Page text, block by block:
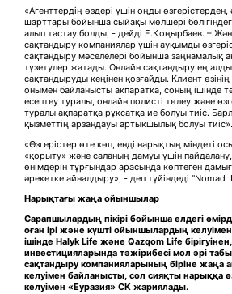
«Агенттердің өздері үшін оңды
шарттары бойынша сыйақы мөлшері
алып тастау болды, - дейді Е.Қоңырбаев. –
сақтандыру компаниялар үшін ауқымды
сақтандыру мәселелері бойынша заңнамалық
түзетулер жатады. Онлайн сақтандыру ең
сақтандыруды кеңінен қозғайды. Клиент
онымен байланысты ақпаратқа, соның ішінде
есептеу туралы, онлайн полисті төлеу және
туралы ақпаратқа рұқсатқа ие болуы тиіс.
қызметтің арзандауы артықшылық болуы тиіс».
«Өзгерістер өте көп, енді нарықтың міндеті
«қорыту» және саланың дамуы үшін
өнімдерін тұрғындар арасында көптеген
әрекетке айналдыру», - деп түйіндеді
Нарықтағы жаңа ойыншылар
Сарапшылардың пікірі бойынша елдегі
оған ірі және күшті ойыншылардың
ішінде Halyk Life және Qazqom Life
инвестицияларында тәжірибесі мол әрі
сақтандыру компанияларының біріне жаңа
келуімен байланысты, сол сияқты нарыққа
келуімен «Еуразия» СК жариялады.